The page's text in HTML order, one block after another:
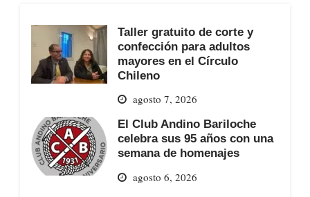
Taller gratuito de corte y
confección para adultos
mayores en el Círculo
Chileno
agosto 7, 2026
El Club Andino Bariloche
celebra sus 95 años con una
semana de homenajes
agosto 6, 2026